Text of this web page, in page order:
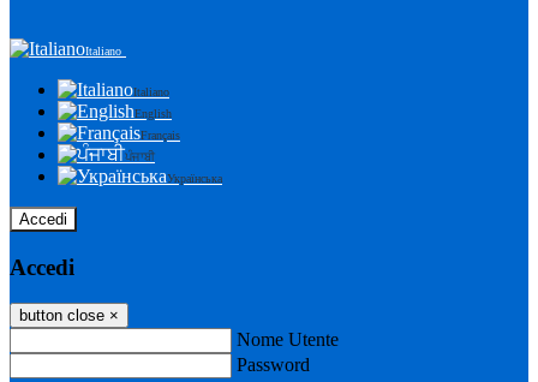
Italiano
Italiano
English
Français
ਪੰਜਾਬੀ
Українська
Accedi
Accedi
button close ×
Nome Utente
Password